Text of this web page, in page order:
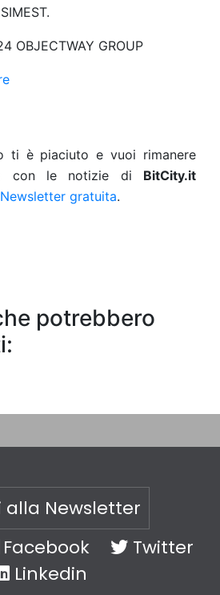
OBJECTWAY GROUP
ti è piaciuto e vuoi rimanere
con le notizie di BitCity.it
Newsletter gratuita.
potrebbero
alla Newsletter
Twitter
Linkedin